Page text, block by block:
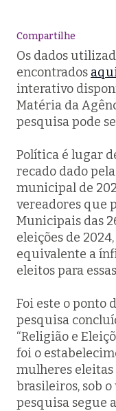
Compartilhe
Os dados
encontrados
interativo
Matéria da
pesquisa pode
Política é lugar
recado dado
municipal de
vereadores que
Municipais das
eleições de
equivalente a
eleitos para
Foi este o ponto
pesquisa
“Religião e
foi o
mulheres eleitas
brasileiros, sob
pesquisa segue